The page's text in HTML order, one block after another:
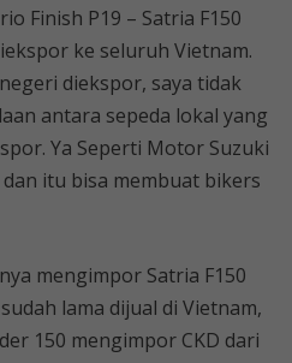
Finish P19 – Satria F150
ke seluruh Vietnam.
diekspor, saya tidak
antara sepeda lokal yang
Ya Seperti Motor Suzuki
dan itu bisa membuat bikers
mengimpor Satria F150
lama dijual di Vietnam,
150 mengimpor CKD dari